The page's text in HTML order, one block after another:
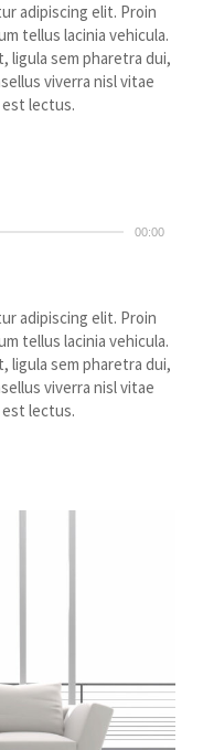
adipiscing elit. Proin
tellus lacinia vehicula.
ligula sem pharetra dui,
viverra nisl vitae
lectus.
00:00
adipiscing elit. Proin
tellus lacinia vehicula.
ligula sem pharetra dui,
viverra nisl vitae
lectus.